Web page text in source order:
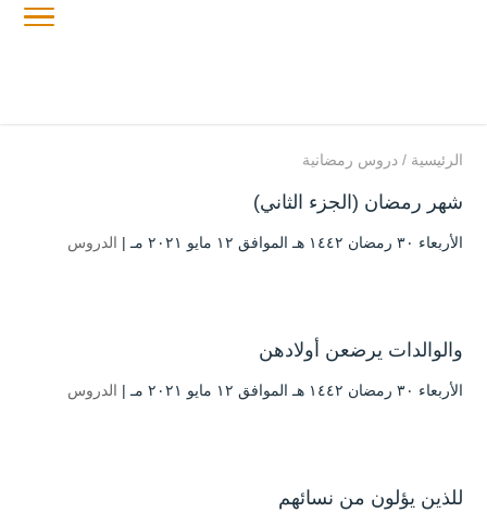
الرئيسية / دروس رمضانية
شهر رمضان (الجزء الثاني)
الأربعاء ۳۰ رمضان ۱٤٤۲ هـ الموافق ۱۲ مايو ۲۰۲۱ مـ | الدروس
والوالدات يرضعن أولادهن
الأربعاء ۳۰ رمضان ۱٤٤۲ هـ الموافق ۱۲ مايو ۲۰۲۱ مـ | الدروس
للذين يؤلون من نسائهم